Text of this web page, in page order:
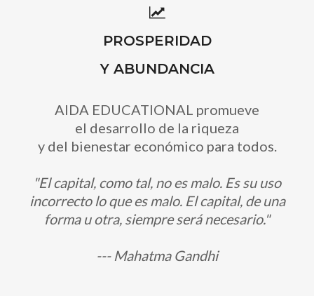
PROSPERIDAD
Y ABUNDANCIA
AIDA EDUCATIONAL promueve
el desarrollo de la riqueza
y del bienestar económico para todos.
"El capital, como tal, no es malo. Es su uso
incorrecto lo que es malo. El capital, de una
forma u otra, siempre será necesario."
--- Mahatma Gandhi